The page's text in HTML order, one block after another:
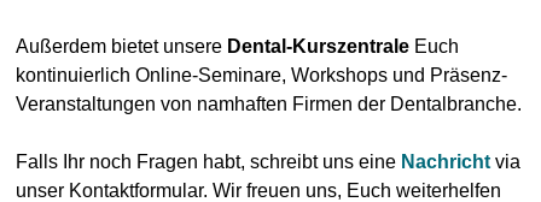
Außerdem bietet unsere Dental-Kurszentrale Euch
kontinuierlich Online-Seminare, Workshops und Präsenz-
Veranstaltungen von namhaften Firmen der Dentalbranche.
Falls Ihr noch Fragen habt, schreibt uns eine Nachricht via
unser Kontaktformular. Wir freuen uns, Euch weiterhelfen